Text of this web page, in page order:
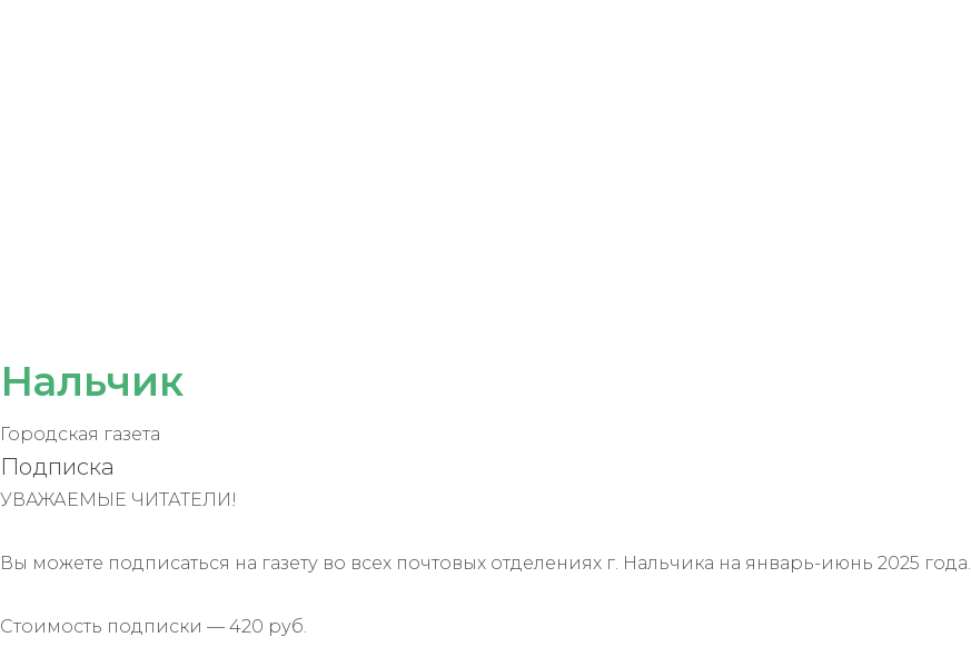
Нальчик
Городская газета
Подписка
УВАЖАЕМЫЕ ЧИТАТЕЛИ!
Вы можете подписаться на газету во всех почтовых отделениях г. Нальчика на январь-июнь 2025 года.
Стоимость подписки — 420 руб.